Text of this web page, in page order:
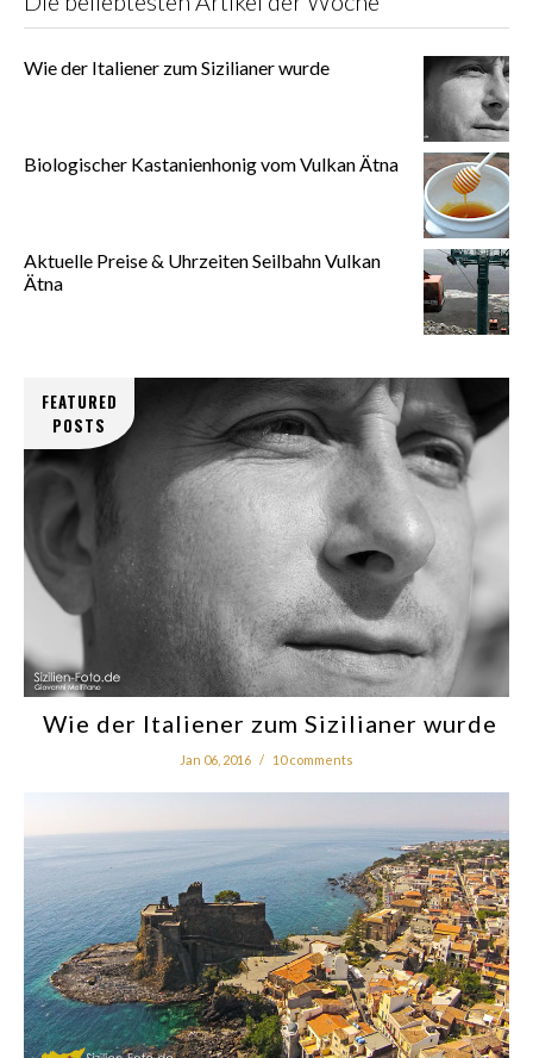
Wie der Italiener zum Sizilianer wurde
Biologischer Kastanienhonig vom Vulkan Ätna
Aktuelle Preise & Uhrzeiten Seilbahn Vulkan
Ätna
FEATURED
POSTS
Wie der Italiener zum Sizilianer wurde
Jan 06, 2016 / 10 comments